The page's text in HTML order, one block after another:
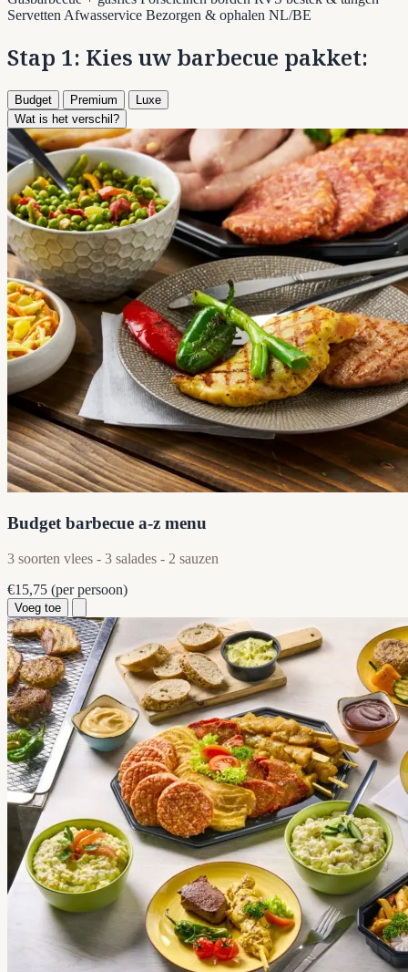
ServettenAfwasservice Bezorgen & ophalen NL/BE
Stap 1: Kies uw barbecue pakket:
Budget Premium
Luxe
Wat is het verschil?
Budget barbecue a-z menu
3 soorten vlees - 3 salades - 2 sauzen
€15,75 (per persoon)
Voeg toe